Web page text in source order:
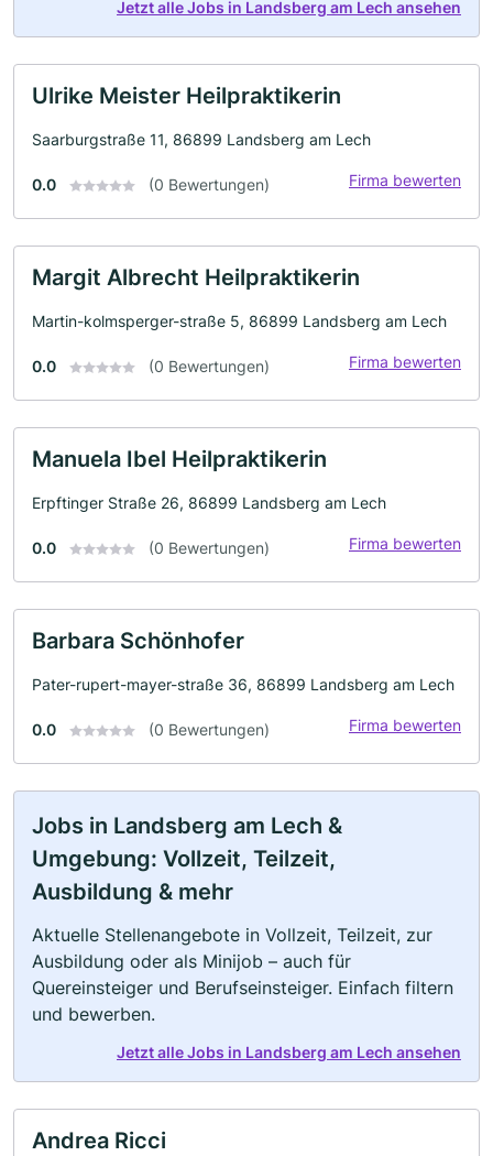
Jetzt alle Jobs in Landsberg am Lech ansehen
Ulrike Meister Heilpraktikerin
Saarburgstraße 11, 86899 Landsberg am Lech
0.0 (0 Bewertungen) Firma bewerten
Margit Albrecht Heilpraktikerin
Martin-kolmsperger-straße 5, 86899 Landsberg am Lech
0.0 (0 Bewertungen) Firma bewerten
Manuela Ibel Heilpraktikerin
Erpftinger Straße 26, 86899 Landsberg am Lech
0.0 (0 Bewertungen) Firma bewerten
Barbara Schönhofer
Pater-rupert-mayer-straße 36, 86899 Landsberg am Lech
0.0 (0 Bewertungen) Firma bewerten
Jobs in Landsberg am Lech &
Umgebung: Vollzeit, Teilzeit,
Ausbildung & mehr
Aktuelle Stellenangebote in Vollzeit, Teilzeit, zur
Ausbildung oder als Minijob – auch für
Quereinsteiger und Berufseinsteiger. Einfach filtern
und bewerben.
Jetzt alle Jobs in Landsberg am Lech ansehen
Andrea Ricci